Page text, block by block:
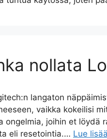
nollata
langaton
vaikka kokeilisi
ongelmia, joihin et löydä
eli resetointia.… Lue lisää